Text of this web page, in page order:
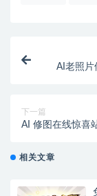
AI老照片
下一篇
AI 修图在线惊喜
相关文章